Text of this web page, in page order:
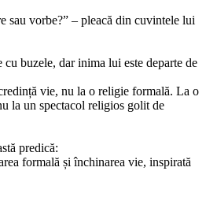
sau vorbe?” – pleacă din cuvintele lui
cu buzele, dar inima lui este departe de
vie, nu la o religie formală. La o
la un spectacol religios golit de
predică:
formală și închinarea vie, inspirată